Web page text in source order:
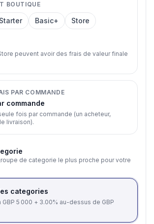
BOUTIQUE
Starter Basic+
Store
peuvent avoir des frais de valeur finale
PAR COMMANDE
commande
fois par commande (un acheteur,
livraison).
de categorie le plus proche pour votre
categories
GBP 5 000 + 3.00% au-dessus de GBP